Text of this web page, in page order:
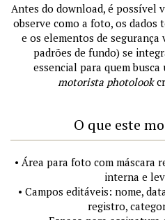
Antes do download, é
observe como a foto, os dados
e os elementos de
padrões de fundo) se
essencial para quem busca
motorista photolook
O que este
• Área para foto com máscara
interna e
• Campos editáveis: nome,
registro,